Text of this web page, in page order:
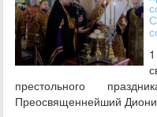
престольного
Преосвященнейший